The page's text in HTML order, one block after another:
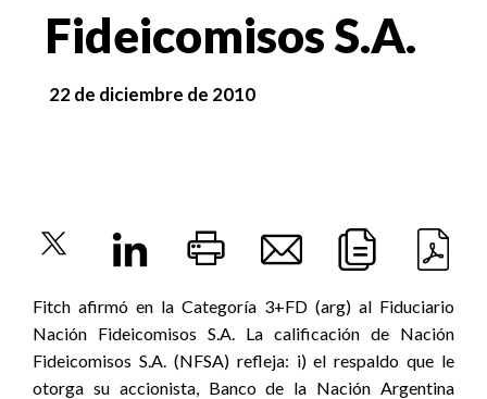
Fideicomisos S.A.
22 de diciembre de 2010
Fitch afirmó en la Categoría 3+FD (arg) al Fiduciario
Nación Fideicomisos S.A. La calificación de Nación
Fideicomisos S.A. (NFSA) refleja: i) el respaldo que le
otorga su accionista, Banco de la Nación Argentina